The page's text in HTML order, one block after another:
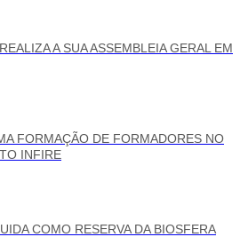
A SUA ASSEMBLEIA GERAL EM
FORMAÇÃO DE FORMADORES NO
INFIRE
COMO RESERVA DA BIOSFERA